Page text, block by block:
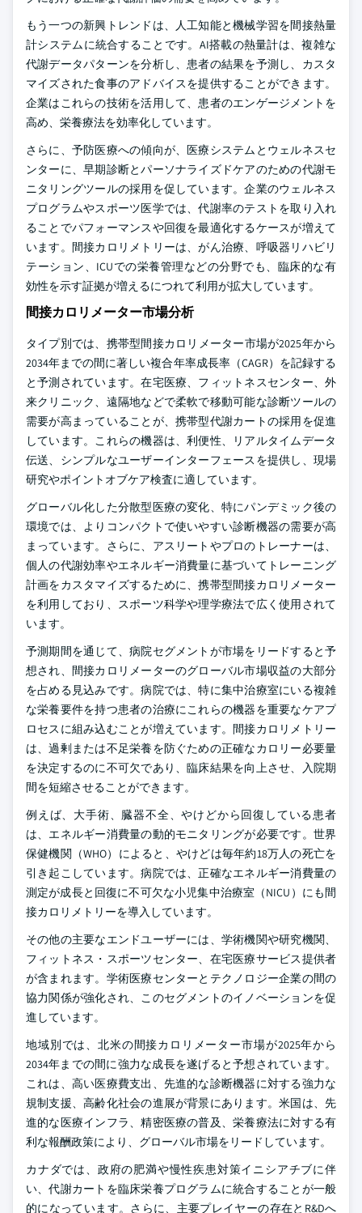
もう一つの新興トレンドは、人工知能と機械学習を間接熱量
計システムに統合することです。AI搭載の熱量計は、複雑な
代謝データパターンを分析し、患者の結果を予測し、カスタ
マイズされた食事のアドバイスを提供することができます。
企業はこれらの技術を活用して、患者のエンゲージメントを
高め、栄養療法を効率化しています。
さらに、予防医療への傾向が、医療システムとウェルネスセ
ンターに、早期診断とパーソナライズドケアのための代謝モ
ニタリングツールの採用を促しています。企業のウェルネス
プログラムやスポーツ医学では、代謝率のテストを取り入れ
ることでパフォーマンスや回復を最適化するケースが増えて
います。間接カロリメトリーは、がん治療、呼吸器リハビリ
テーション、ICUでの栄養管理などの分野でも、臨床的な有
効性を示す証拠が増えるにつれて利用が拡大しています。
間接カロリメーター市場分析
タイプ別では、携帯型間接カロリメーター市場が2025年から
2034年までの間に著しい複合年率成長率（CAGR）を記録する
と予測されています。在宅医療、フィットネスセンター、外
来クリニック、遠隔地などで柔軟で移動可能な診断ツールの
需要が高まっていることが、携帯型代謝カートの採用を促進
しています。これらの機器は、利便性、リアルタイムデータ
伝送、シンプルなユーザーインターフェースを提供し、現場
研究やポイントオブケア検査に適しています。
グローバル化した分散型医療の変化、特にパンデミック後の
環境では、よりコンパクトで使いやすい診断機器の需要が高
まっています。さらに、アスリートやプロのトレーナーは、
個人の代謝効率やエネルギー消費量に基づいてトレーニング
計画をカスタマイズするために、携帯型間接カロリメーター
を利用しており、スポーツ科学や理学療法で広く使用されて
います。
予測期間を通じて、病院セグメントが市場をリードすると予
想され、間接カロリメーターのグローバル市場収益の大部分
を占める見込みです。病院では、特に集中治療室にいる複雑
な栄養要件を持つ患者の治療にこれらの機器を重要なケアプ
ロセスに組み込むことが増えています。間接カロリメトリー
は、過剰または不足栄養を防ぐための正確なカロリー必要量
を決定するのに不可欠であり、臨床結果を向上させ、入院期
間を短縮させることができます。
例えば、大手術、臓器不全、やけどから回復している患者
は、エネルギー消費量の動的モニタリングが必要です。世界
保健機関（WHO）によると、やけどは毎年約18万人の死亡を
引き起こしています。病院では、正確なエネルギー消費量の
測定が成長と回復に不可欠な小児集中治療室（NICU）にも間
接カロリメトリーを導入しています。
その他の主要なエンドユーザーには、学術機関や研究機関、
フィットネス・スポーツセンター、在宅医療サービス提供者
が含まれます。学術医療センターとテクノロジー企業の間の
協力関係が強化され、このセグメントのイノベーションを促
進しています。
地域別では、北米の間接カロリメーター市場が2025年から
2034年までの間に強力な成長を遂げると予想されています。
これは、高い医療費支出、先進的な診断機器に対する強力な
規制支援、高齢化社会の進展が背景にあります。米国は、先
進的な医療インフラ、精密医療の普及、栄養療法に対する有
利な報酬政策により、グローバル市場をリードしています。
カナダでは、政府の肥満や慢性疾患対策イニシアチブに伴
い、代謝カートを臨床栄養プログラムに統合することが一般
的になっています。さらに、主要プレイヤーの存在とR&Dへ